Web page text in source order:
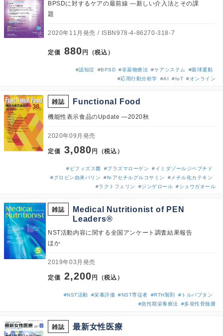
BPSDに対するケアの最前線 ―新しい介入法とその課
題
2020年11月発売 ISBN978-4-86270-318-7
定価 880 円（税込）
#認知症 #BPSD #非薬物療法 #ケアシステム
#眼球運動
#応用行動分析学
#AI #IoT #オンライン
雑誌 Functional Food
機能性表示食品のUpdate ―2020秋
2020年09月発売
定価 3,080 円（税込）
#ビフィズス菌 #プラズマローゲン
#イミダゾールジペプチド
#グロビン由来バリン
#N-アセチルグルコサミン
#メチル化カテキン
#ラクトフェリン
#ジンゲロール #ショウガオール
雑誌
Medical Nutritionist of PEN
Leaders®
NST活動内容に関する全国アンケート調査結果報告
ほか
2019年03月発売
定価 2,200 円（税込）
#NST活動 #栄養評価 #NST専従者 #RTH製剤
#トルバプタン
#急性期栄養療法
#多発性骨髄腫
雑誌 最新女性医療